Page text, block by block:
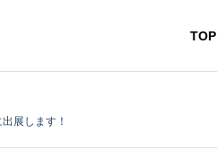
TOP
展します！